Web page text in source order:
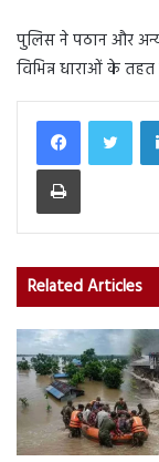
पुलिस ने पठान और
विभिन्न धाराओं के
Print
Related Articles